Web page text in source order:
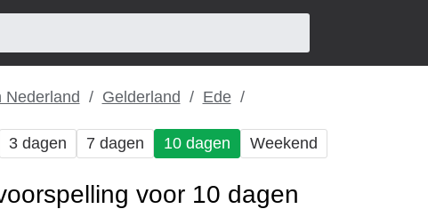
Nederland Gelderland Ede
3 dagen 7 dagen 10 dagen Weekend
voor 10 dagen